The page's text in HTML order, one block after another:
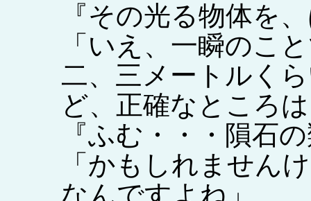
『その光る物体を
「いえ、一瞬のこ
二、三メートルく
ど、正確なところ
『ふむ・・・隕石
「かもしれません
なんですよね」